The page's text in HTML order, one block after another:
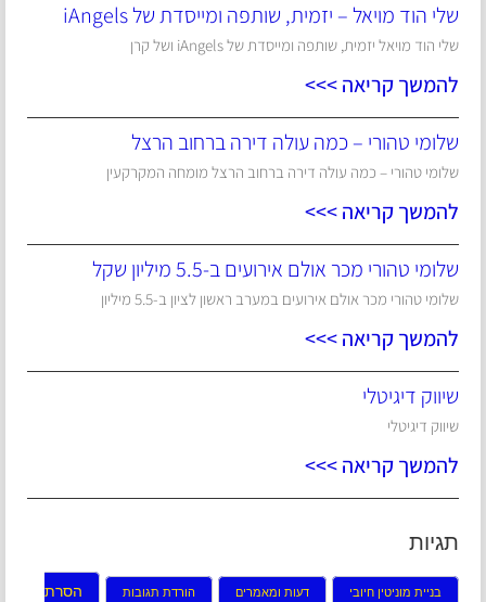
שלי הוד מויאל – יזמית, שותפה ומייסדת של iAngels
שלי הוד מויאל יזמית, שותפה ומייסדת של iAngels ושל קרן
להמשך קריאה >>>
שלומי טהורי – כמה עולה דירה ברחוב הרצל
שלומי טהורי – כמה עולה דירה ברחוב הרצל מומחה המקרקעין
להמשך קריאה >>>
שלומי טהורי מכר אולם אירועים ב-5.5 מיליון שקל
שלומי טהורי מכר אולם אירועים במערב ראשון לציון ב-5.5 מיליון
להמשך קריאה >>>
שיווק דיגיטלי
שיווק דיגיטלי
להמשך קריאה >>>
תגיות
בניית מוניטין חיובי דעות ומאמרים הורדת תגובות הסרת